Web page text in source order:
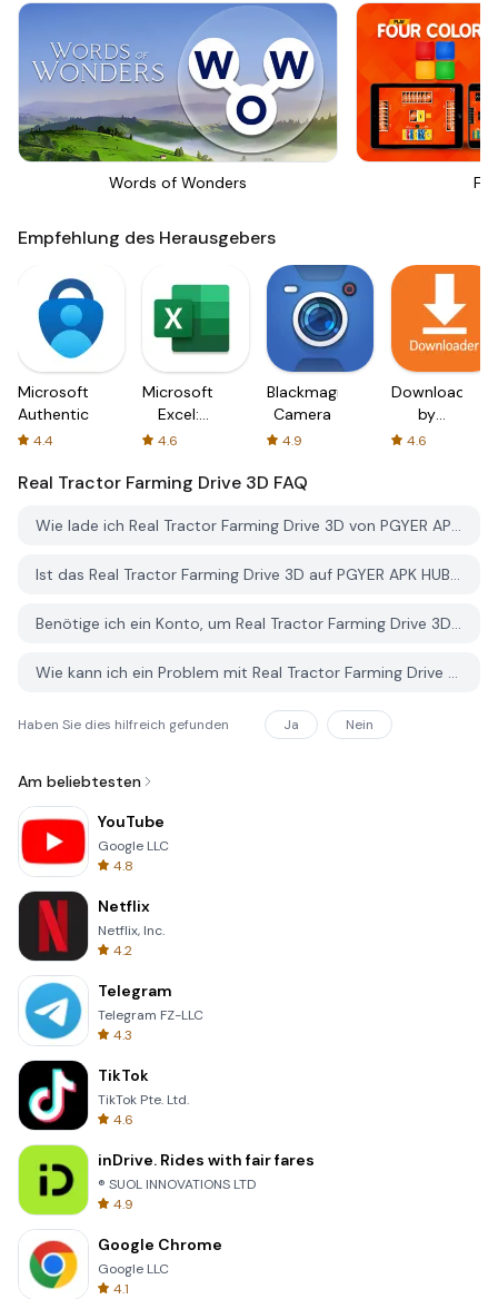
Words of Wonders
Empfehlung des Herausgebers
Microsoft
Authenticator
4.4
Microsoft
Excel:
Spreadsheets
4.6
Blackmagic
Camera
4.9
Downloader
by
AFTVnews
4.6
Real Tractor Farming Drive 3D FAQ
Wie lade ich Real Tractor Farming Drive 3D von PGYER APK HUB herunter?
Ist das Real Tractor Farming Drive 3D auf PGYER APK HUB kostenlos zum Download?
Benötige ich ein Konto, um Real Tractor Farming Drive 3D von PGYER APK HUB herunterzuladen?
Wie kann ich ein Problem mit Real Tractor Farming Drive 3D auf PGYER APK HUB melden?
Haben Sie dies hilfreich gefunden Ja Nein
Am beliebtesten
YouTube
Google LLC
4.8
Netflix
Netflix, Inc.
4.2
Telegram
Telegram FZ-LLC
4.3
TikTok
TikTok Pte. Ltd.
4.6
inDrive. Rides with fair fares
® SUOL INNOVATIONS LTD
4.9
Google Chrome
Google LLC
4.1